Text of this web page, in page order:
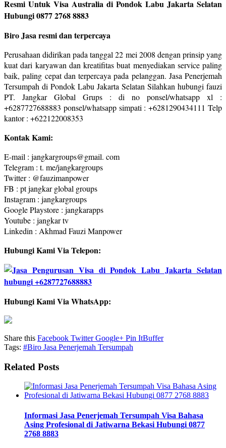
Resmi Untuk Visa Australia di Pondok Labu Jakarta Selatan
Hubungi 0877 2768 8883
Biro Jasa resmi dan terpercaya
Perusahaan didirikan pada tanggal 22 mei 2008 dengan prinsip yang
kuat dari karyawan dan kreatifitas buat menyediakan service paling
baik, paling cepat dan terpercaya pada pelanggan. Jasa Penerjemah
Tersumpah di Pondok Labu Jakarta Selatan Silahkan hubungi fauzi
PT. Jangkar Global Grups : di no ponsel/whatsapp xl :
+6287727688883 ponsel/whatsapp simpati : +6281290434111 Telp
kantor : +622122008353
Kontak Kami:
E-mail : jangkargroups@gmail. com
Telegram : t. me/jangkargroups
Twitter : @fauzimanpower
FB : pt jangkar global groups
Instagram : jangkargroups
Google Playstore : jangkarapps
Youtube : jangkar tv
Linkedin : Akhmad Fauzi Manpower
Hubungi Kami Via Telepon:
Hubungi Kami Via WhatsApp:
Share this Facebook TwitterGoogle+ Pin ItBuffer
Tags: #Biro Jasa Penerjemah Tersumpah
Related Posts
Informasi Jasa Penerjemah Tersumpah Visa Bahasa
Asing Profesional di Jatiwarna Bekasi Hubungi 0877
2768 8883